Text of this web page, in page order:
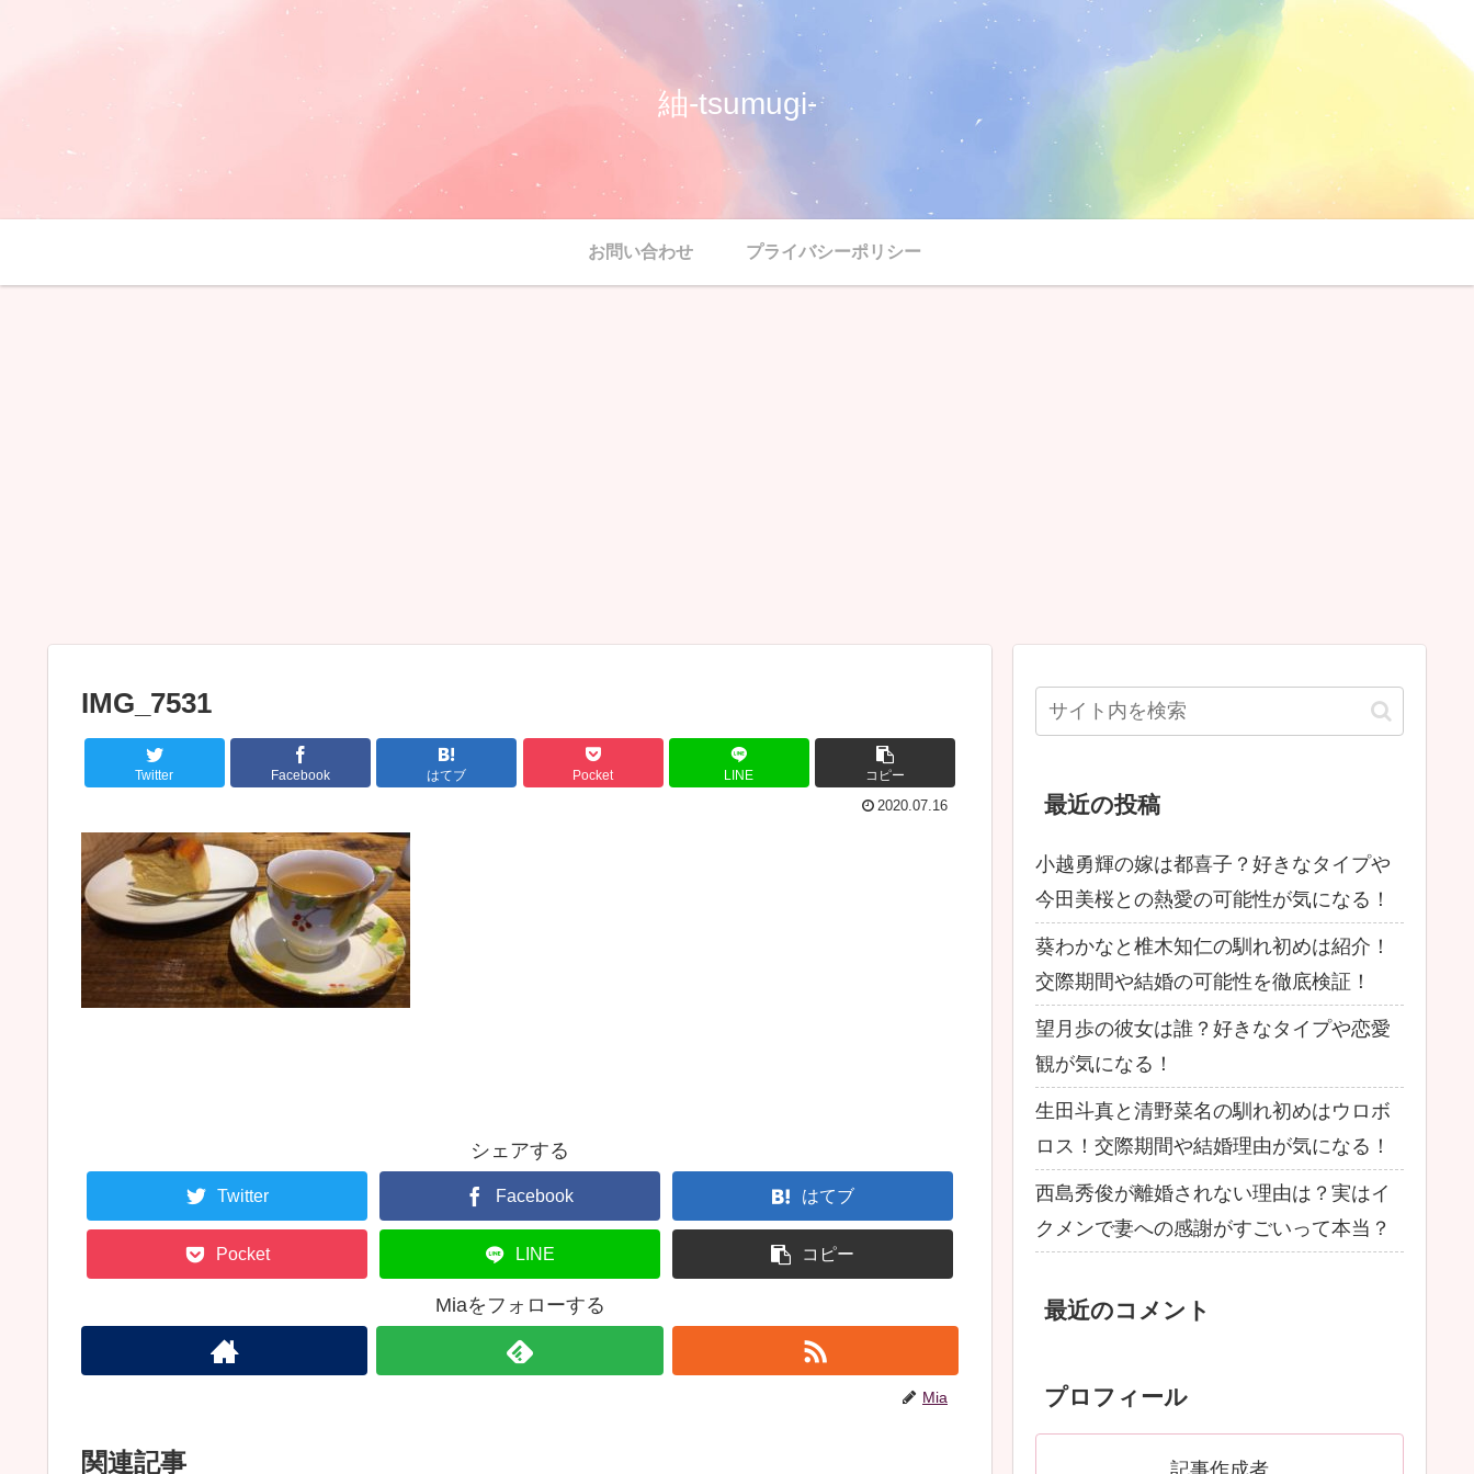
紬-tsumugi-
お問い合わせ プライバシーポリシー
IMG_7531
Twitter Facebook はてブ Pocket LINE コピー
2020.07.16
シェアする
Twitter Facebook はてブ
Pocket LINE コピー
Miaをフォローする
Mia
関連記事
最近の投稿
小越勇輝の嫁は都喜子？好きなタイプや
今田美桜との熱愛の可能性が気になる！
葵わかなと椎木知仁の馴れ初めは紹介！
交際期間や結婚の可能性を徹底検証！
望月歩の彼女は誰？好きなタイプや恋愛
観が気になる！
生田斗真と清野菜名の馴れ初めはウロボ
ロス！交際期間や結婚理由が気になる！
西島秀俊が離婚されない理由は？実はイ
クメンで妻への感謝がすごいって本当？
最近のコメント
プロフィール
記事作成者